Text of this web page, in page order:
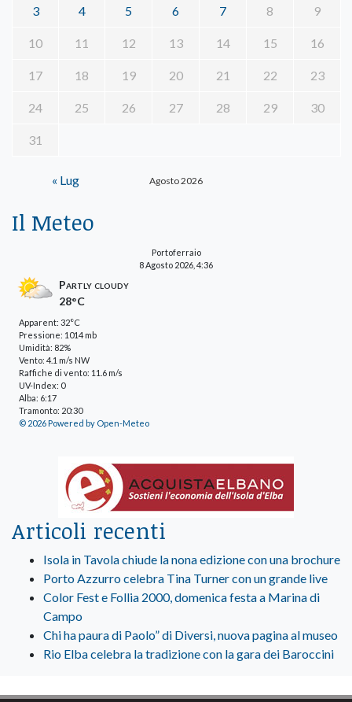
Agosto 2026
3 4 5 6 7 8 9
10 11 12 13 14 15 16
17 18 19 20 21 22 23
24 25 26 27 28 29 30
31
« Lug
Il Meteo
Portoferraio
8 Agosto 2026, 4:36
Partly cloudy
28°C
Apparent: 32°C
Pressione: 1014 mb
Umidità: 82%
Vento: 4.1 m/s NW
Raffiche di vento: 11.6 m/s
UV-Index: 0
Alba: 6:17
Tramonto: 20:30
© 2026 Powered by Open-Meteo
Articoli recenti
Isola in Tavola chiude la nona edizione con una brochure
Porto Azzurro celebra Tina Turner con un grande live
Color Fest e Follia 2000, domenica festa a Marina di
Campo
Chi ha paura di Paolo” di Diversi, nuova pagina al museo
Rio Elba celebra la tradizione con la gara dei Baroccini